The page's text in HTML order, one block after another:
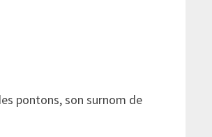
pontons, son surnom de